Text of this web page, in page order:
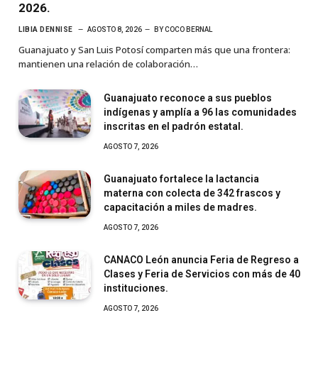
2026.
LIBIA DENNISE AGOSTO 8, 2026 BY COCO BERNAL
Guanajuato y San Luis Potosí comparten más que una frontera:
mantienen una relación de colaboración…
Guanajuato reconoce a sus pueblos
indígenas y amplía a 96 las comunidades
inscritas en el padrón estatal.
AGOSTO 7, 2026
Guanajuato fortalece la lactancia
materna con colecta de 342 frascos y
capacitación a miles de madres.
AGOSTO 7, 2026
CANACO León anuncia Feria de Regreso a
Clases y Feria de Servicios con más de 40
instituciones.
AGOSTO 7, 2026